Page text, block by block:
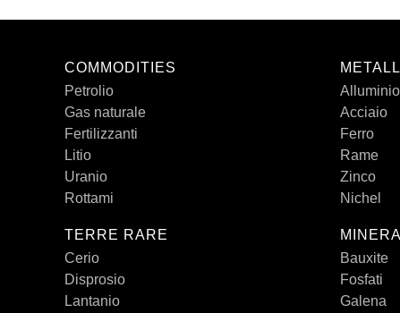
COMMODITIES
Petrolio
Gas naturale
Fertilizzanti
Litio
Uranio
Rottami
TERRE RARE
Cerio
Disprosio
Lantanio
Alluminio
Acciaio
Ferro
Rame
Zinco
Nichel
Bauxite
Fosfati
Galena